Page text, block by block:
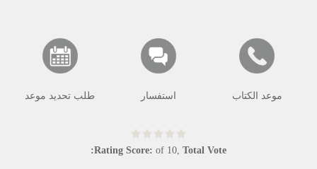
موعد الكتاب استفسار طلب تحديد موعد
Rating Score: of 10, Total Vote: